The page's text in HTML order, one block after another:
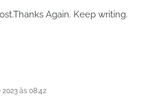
Again. Keep writing.
às 08:42